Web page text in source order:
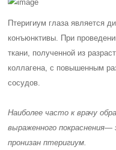
Птеригиум глаза является
конъюнктивы. При
ткани, полученной из
коллагена, с повышенным
сосудов.
Наиболее часто к врачу
выраженногопокраснения—
пронизан птеригиум.